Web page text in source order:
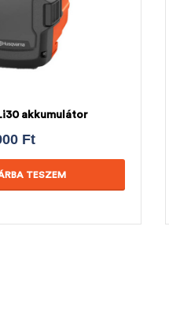
akkumulátor
Ft
TESZEM